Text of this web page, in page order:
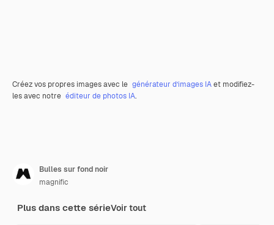
Créez vos propres images avec le générateur d’images IAet modifiez-
les avec notre éditeur de photos IA.
Bulles sur fond noir
magnific
Plus dans cette sérieVoir tout